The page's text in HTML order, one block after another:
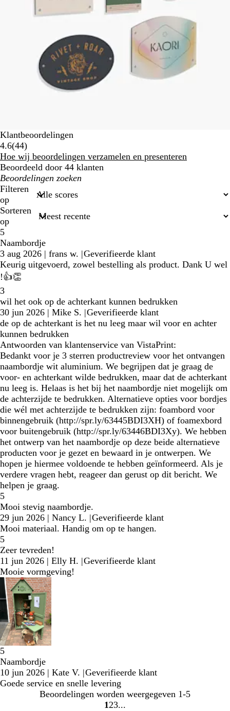
Klantbeoordelingen
4.6(4444
klantbeoordelingen
)
Hoe wij beoordelingen verzamelen en presenteren
Beoordeeld door 44 klanten
Mijn
zoekopdrachten
Filteren
op
Sorteren
op
5
Naambordje
3 aug 2026 | frans w. |Geverifieerde klant
Keurig uitgevoerd, zowel bestelling als product. Dank U wel
!👍👏
3
wil het ook op de achterkant kunnen bedrukken
30 jun 2026 | Mike S. |Geverifieerde klant
de op de achterkant is het nu leeg maar wil voor en achter
kunnen bedrukken
Antwoorden van klantenservice van VistaPrint:
Bedankt voor je 3 sterren productreview voor het ontvangen
naambordje wit aluminium. We begrijpen dat je graag de
voor- en achterkant wilde bedrukken, maar dat de achterkant
nu leeg is. Helaas is het bij het naambordje niet mogelijk om
de achterzijde te bedrukken. Alternatieve opties voor bordjes
die wél met achterzijde te bedrukken zijn: foambord voor
binnengebruik (http://spr.ly/63445BDI3XH) of foamexbord
voor buitengebruik (http://spr.ly/63446BDI3Xy). We hebben
het ontwerp van het naambordje op deze beide alternatieve
producten voor je gezet en bewaard in je ontwerpen. We
hopen je hiermee voldoende te hebben geïnformeerd. Als je
verdere vragen hebt, reageer dan gerust op dit bericht. We
helpen je graag.
5
Mooi stevig naambordje.
29 jun 2026 | Nancy L. |Geverifieerde klant
Mooi materiaal. Handig om op te hangen.
5
Zeer tevreden!
11 jun 2026 | Elly H. |Geverifieerde klant
Mooie vormgeving!
5
Naambordje
10 jun 2026 | Kate V. |Geverifieerde klant
Goede service en snelle levering
Beoordelingen worden weergegeven 1-5
123